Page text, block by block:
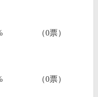
（0票）
（0票）